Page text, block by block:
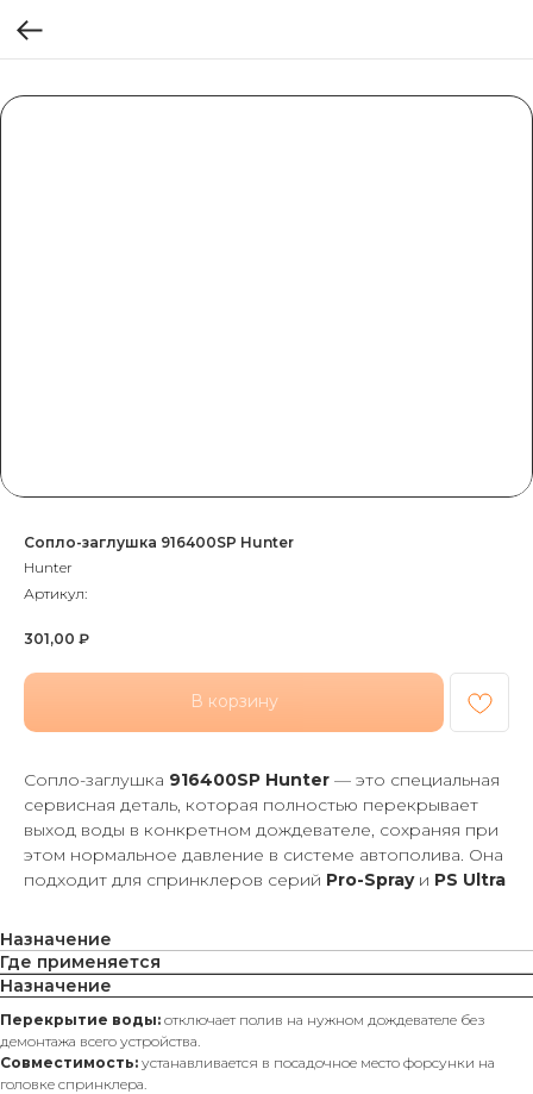
Сопло-заглушка 916400SP Hunter
Hunter
Артикул:
301,00 ₽
В корзину
Сопло-заглушка 916400SP Hunter — это специальная
сервисная деталь, которая полностью перекрывает
выход воды в конкретном дождевателе, сохраняя при
этом нормальное давление в системе автополива. Она
подходит для спринклеров серий Pro-Sprayи PS Ultra
Назначение
Где применяется
Назначение
Перекрытие воды: отключает полив на нужном дождевателе без
демонтажа всего устройства.
Совместимость: устанавливается в посадочное место форсунки на
головке спринклера.